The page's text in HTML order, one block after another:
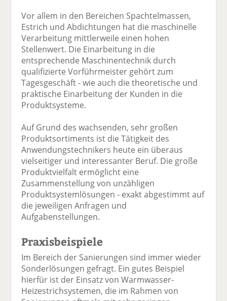
Vor allem in den Bereichen Spachtelmassen,
Estrich und Abdichtungen hat die maschinelle
Verarbeitung mittlerweile einen hohen
Stellenwert. Die Einarbeitung in die
entsprechende Maschinentechnik durch
qualifizierte Vorführmeister gehört zum
Tagesgeschäft - wie auch die theoretische und
praktische Einarbeitung der Kunden in die
Produktsysteme.
Auf Grund des wachsenden, sehr großen
Produktsortiments ist die Tätigkeit des
Anwendungstechnikers heute ein überaus
vielseitiger und interessanter Beruf. Die große
Produktvielfalt ermöglicht eine
Zusammenstellung von unzähligen
Produktsystemlösungen - exakt abgestimmt auf
die jeweiligen Anfragen und
Aufgabenstellungen.
Praxisbeispiele
Im Bereich der Sanierungen sind immer wieder
Sonderlösungen gefragt. Ein gutes Beispiel
hierfür ist der Einsatz von Warmwasser-
Heizestrichsystemen, die im Rahmen von